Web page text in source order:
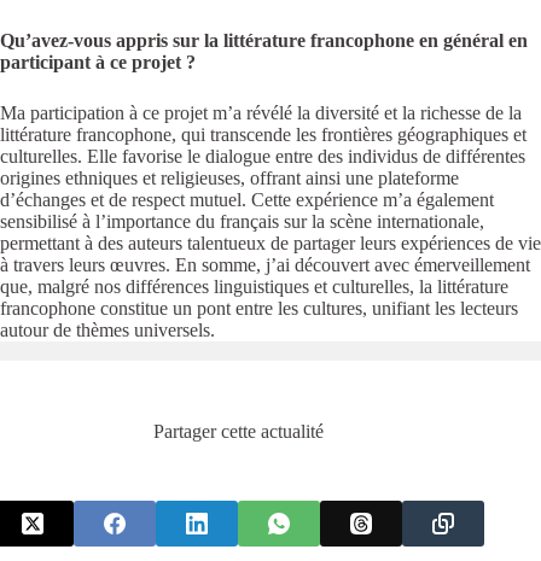
Qu’avez-vous appris sur la littérature francophone en général en
participant à ce projet ?
Ma participation à ce projet m’a révélé la diversité et la richesse de la
littérature francophone, qui transcende les frontières géographiques et
culturelles. Elle favorise le dialogue entre des individus de différentes
origines ethniques et religieuses, offrant ainsi une plateforme
d’échanges et de respect mutuel. Cette expérience m’a également
sensibilisé à l’importance du français sur la scène internationale,
permettant à des auteurs talentueux de partager leurs expériences de vie
à travers leurs œuvres. En somme, j’ai découvert avec émerveillement
que, malgré nos différences linguistiques et culturelles, la littérature
francophone constitue un pont entre les cultures, unifiant les lecteurs
autour de thèmes universels.
Partager cette actualité